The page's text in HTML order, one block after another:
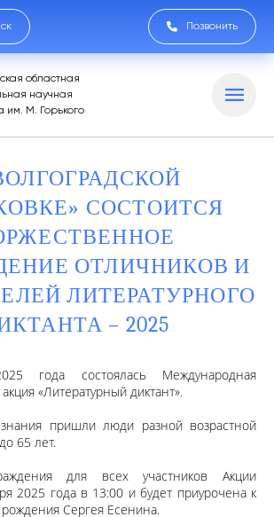
Позвонить
областная
научная
им. М. Горького
СОСТОИТСЯ
ОТЛИЧНИКОВ И
ЛИТЕРАТУРНОГО
– 2025
года состоялась Международная
«Литературный диктант».
пришли люди разной возрастной
65 лет.
для всех участников Акции
2025 года в 13:00 и будет приурочена к
Сергея Есенина.